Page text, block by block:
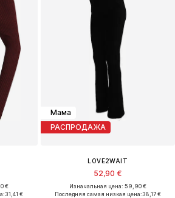
€
31,41 €
Мама
РАСПРОДАЖА
LOVE2WAIT
52,90 €
Изначальная цена: 59,90 €
Последняя самая низкая цена:38,17 €